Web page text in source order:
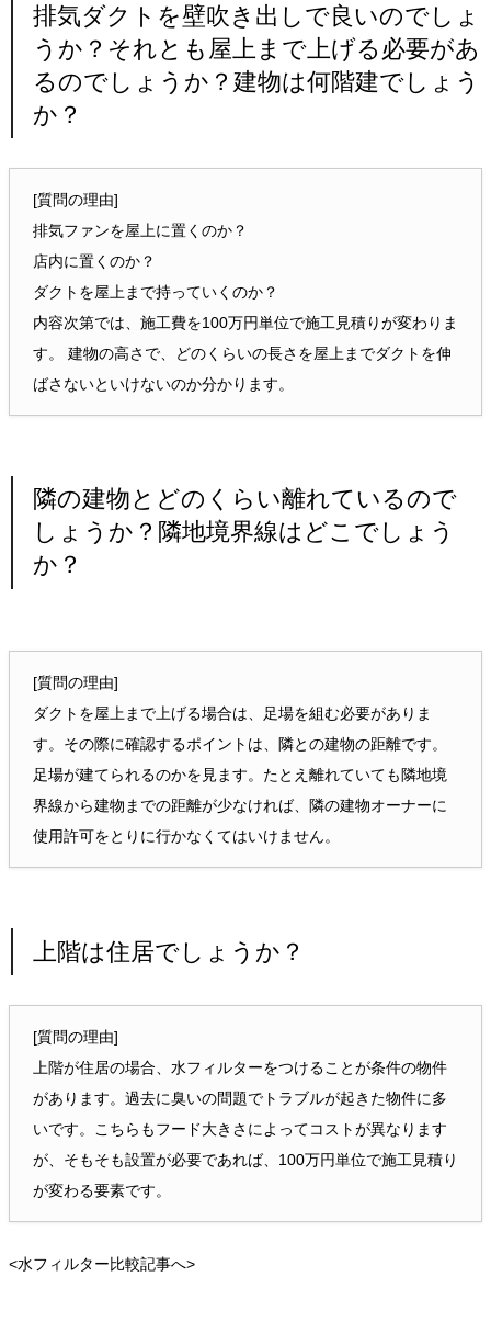
排気ダクトを壁吹き出しで良いのでしょ
うか？それとも屋上まで上げる必要があ
るのでしょうか？建物は何階建でしょう
か？
[質問の理由]
排気ファンを屋上に置くのか？
店内に置くのか？
ダクトを屋上まで持っていくのか？
内容次第では、施工費を100万円単位で施工見積りが変わりま
す。 建物の高さで、どのくらいの長さを屋上までダクトを伸
ばさないといけないのか分かります。
隣の建物とどのくらい離れているので
しょうか？隣地境界線はどこでしょう
か？
[質問の理由]
ダクトを屋上まで上げる場合は、足場を組む必要がありま
す。その際に確認するポイントは、隣との建物の距離です。
足場が建てられるのかを見ます。たとえ離れていても隣地境
界線から建物までの距離が少なければ、隣の建物オーナーに
使用許可をとりに行かなくてはいけません。
上階は住居でしょうか？
[質問の理由]
上階が住居の場合、水フィルターをつけることが条件の物件
があります。過去に臭いの問題でトラブルが起きた物件に多
いです。こちらもフード大きさによってコストが異なります
が、そもそも設置が必要であれば、100万円単位で施工見積り
が変わる要素です。
<水フィルター比較記事へ>